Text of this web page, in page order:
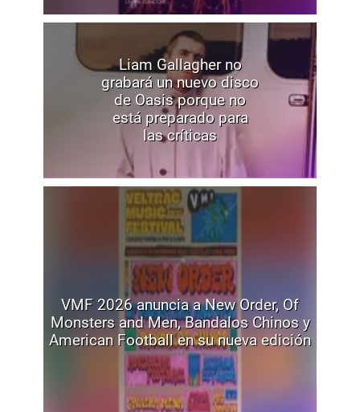
Liam Gallagher no
grabará un nuevo disco
de Oasis porque no
está preparado para
las críticas
VMF 2026 anuncia a New Order, Of
Monsters and Men, Bandalos Chinos y
American Football en su nueva edición